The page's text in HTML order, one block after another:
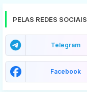
PELAS REDES SOCIAIS
Telegram
Facebook